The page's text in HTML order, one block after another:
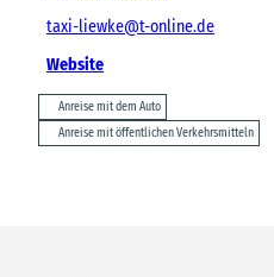
taxi-liewke@t-online.de
Website
Anreise mit dem Auto
Anreise mit öffentlichen Verkehrsmitteln